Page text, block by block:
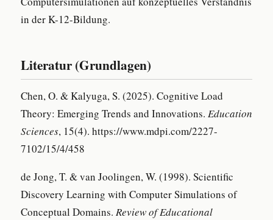
in der K-12-Bildung.
Literatur (Grundlagen)
Chen, O. & Kalyuga, S. (2025). Cognitive Load
Theory: Emerging Trends and Innovations. Education
Sciences, 15(4). https://www.mdpi.com/2227-
7102/15/4/458
de Jong, T. & van Joolingen, W. (1998). Scientific
Discovery Learning with Computer Simulations of
Conceptual Domains. Review of Educational